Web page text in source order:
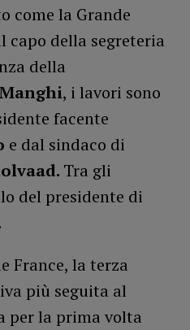
come la Grande
capo della segreteria
della
, i lavori sono
facente
e dal sindaco di
Tra gli
del presidente di
France, la terza
più seguita al
per la prima volta